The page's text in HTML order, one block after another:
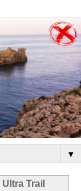
▼
Ultra Trail